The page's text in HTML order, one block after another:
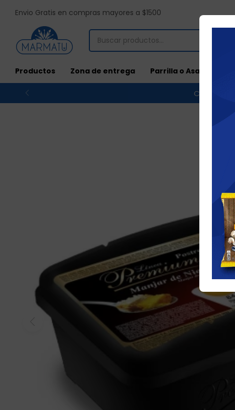
Compras
Productos Zona de entrega Parrilla o Asado
Envio Gratis en compras mayores a $1500